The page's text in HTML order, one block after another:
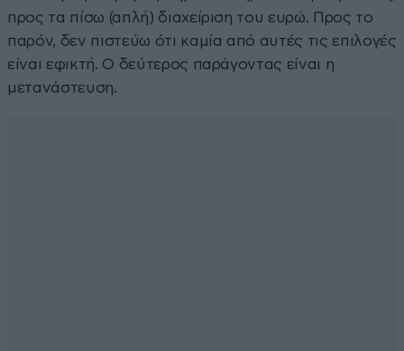
προς τα πίσω (απλή) διαχείριση του ευρώ. Προς το
παρόν, δεν πιστεύω ότι καμία από αυτές τις επιλογές
είναι εφικτή. Ο δεύτερος παράγοντας είναι η
μετανάστευση.